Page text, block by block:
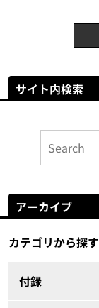
サイト内検索
アーカイブ
カテゴリから探す
付録